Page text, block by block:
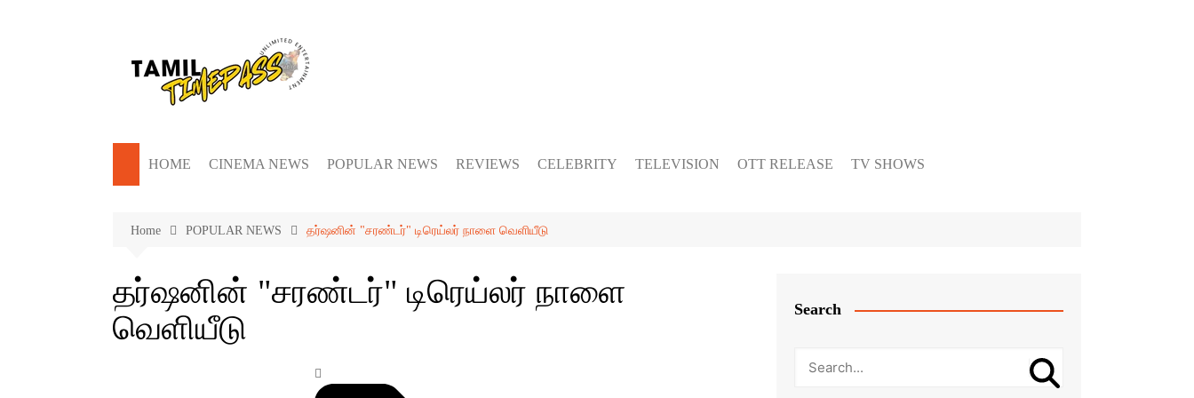
HOME CINEMA NEWS POPULAR NEWS REVIEWS CELEBRITY TELEVISION OTT RELEASE TV SHOWS
Home POPULAR NEWS தர்ஷனின் "சரண்டர்" டிரெய்லர் நாளை வெளியீடு
தர்ஷனின் "சரண்டர்" டிரெய்லர் நாளை
வெளியீடு
Search